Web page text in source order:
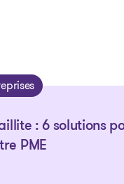
: 6 solutions
PME